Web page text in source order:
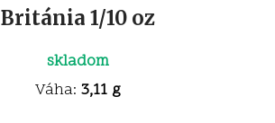
Británia 1/10 oz
skladom
Váha: 3,11 g